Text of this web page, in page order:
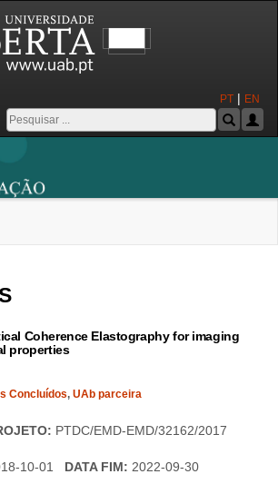
PT | EN
Coherence Elastography for imaging
properties
Concluídos, UAb parceira
PTDC/EMD-EMD/32162/2017
10-01 DATA FIM: 2022-09-30